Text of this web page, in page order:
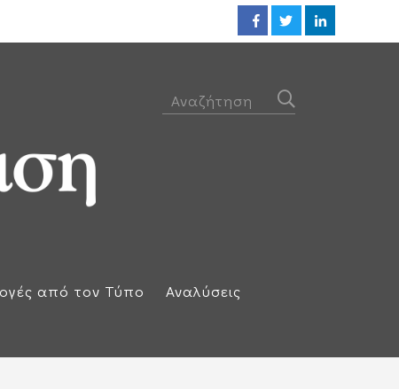
Ηλεκτρική διασύνδεση
από τον Τύπο
Αναλύσεις